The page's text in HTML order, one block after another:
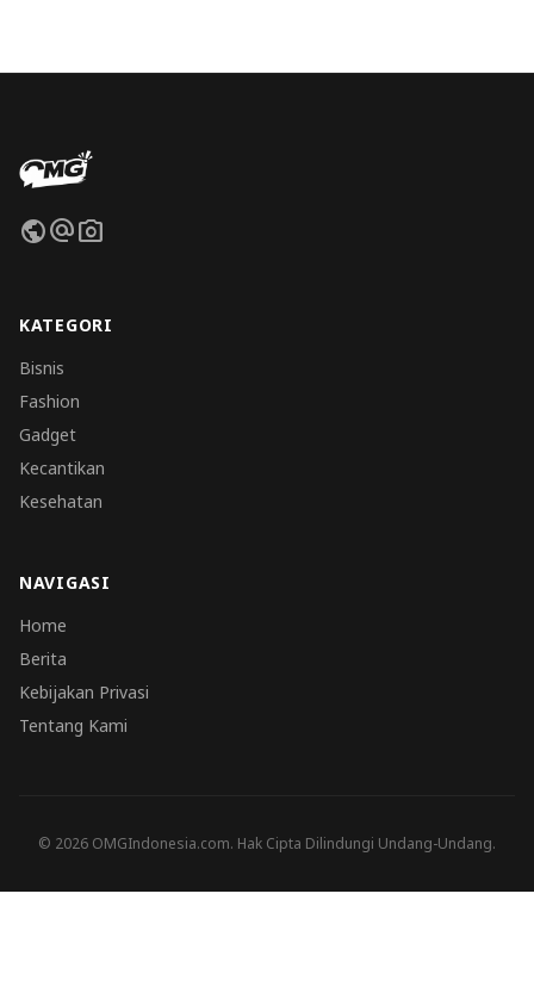
publicalternate_emailphoto_camera
KATEGORI
Bisnis
Fashion
Gadget
Kecantikan
Kesehatan
NAVIGASI
Home
Berita
Kebijakan Privasi
Tentang Kami
© 2026 OMGIndonesia.com. Hak Cipta Dilindungi Undang-Undang.